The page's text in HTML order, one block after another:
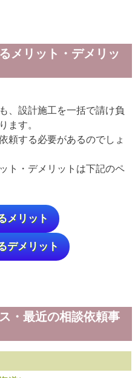
メリット・デメリッ
、設計施工を一括で請け負
ます。
頼する必要があるのでしょ
ト・デメリットは下記のペ
メリット
デメリット
・最近の相談依頼事